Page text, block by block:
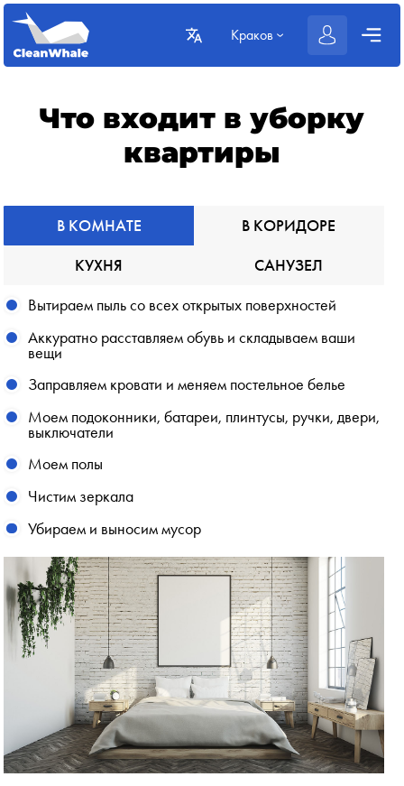
Краков
Что входит в уборку
квартиры
В КОМНАТЕ
В КОРИДОРЕ
КУХНЯ
САНУЗЕЛ
Вытираем пыль со всех открытых поверхностей
Аккуратно расставляем обувь и складываем ваши
вещи
Заправляем кровати и меняем постельное белье
Моем подоконники, батареи, плинтусы, ручки, двери,
выключатели
Моем полы
Чистим зеркала
Убираем и выносим мусор